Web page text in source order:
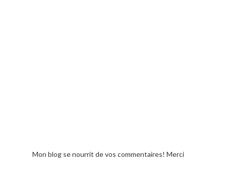
Mon blog se nourrit de vos commentaires! Merci